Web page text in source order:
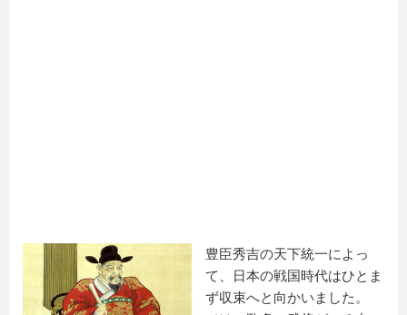
豊臣秀吉の天下統一によっ
て、日本の戦国時代はひとま
ず収束へと向かいました。